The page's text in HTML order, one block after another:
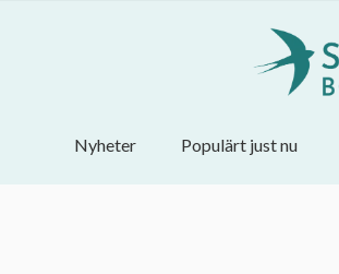
Nyheter Populärt just nu